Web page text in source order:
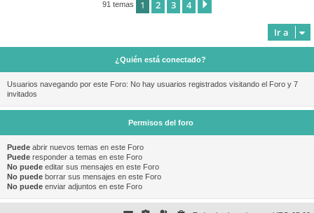
91 temas 1 2 3 4
Ir a
¿Quién está conectado?
Usuarios navegando por este Foro: No hay usuarios registrados visitando el Foro y 7
invitados
Permisos del foro
Puede abrir nuevos temas en este Foro
Puede responder a temas en este Foro
No puede editar sus mensajes en este Foro
No puede borrar sus mensajes en este Foro
No puede enviar adjuntos en este Foro